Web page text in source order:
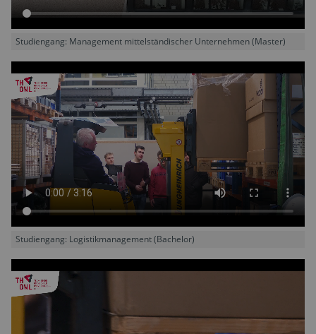
Studiengang: Management mittelständischer Unternehmen (Master)
Studiengang: Logistikmanagement (Bachelor)